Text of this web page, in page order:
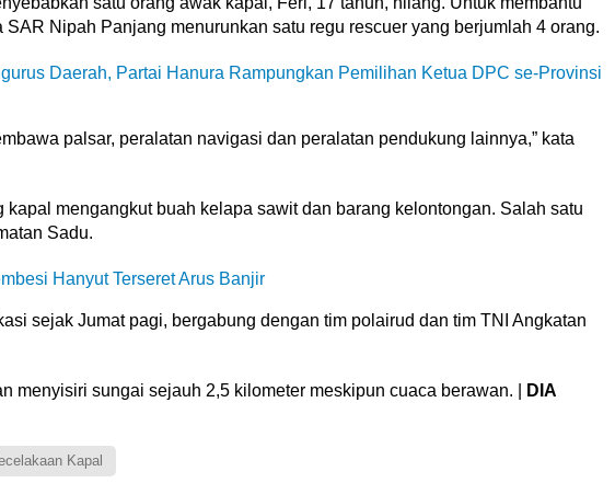
Nipah Panjang menurunkan satu regu rescuer yang berjumlah 4 orang.
Daerah, Partai Hanura Rampungkan Pemilihan Ketua DPC se-Provinsi
palsar, peralatan navigasi dan peralatan pendukung lainnya,” kata
kapal mengangkut buah kelapa sawit dan barang kelontongan. Salah satu
Sadu.
Hanyut Terseret Arus Banjir
sejak Jumat pagi, bergabung dengan tim polairud dan tim TNI Angkatan
menyisiri sungai sejauh 2,5 kilometer meskipun cuaca berawan. | DIA
Kapal